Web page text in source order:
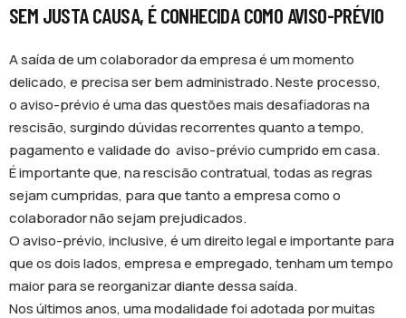
SEM JUSTA CAUSA, É CONHECIDA COMO AVISO-PRÉVIO
A saída de um colaborador da empresa é um momento
delicado, e precisa ser bem administrado. Neste processo,
o aviso-prévio é uma das questões mais desafiadoras na
rescisão, surgindo dúvidas recorrentes quanto a tempo,
pagamento e validade do aviso-prévio cumprido em casa.
É importante que, na rescisão contratual, todas as regras
sejam cumpridas, para que tanto a empresa como o
colaborador não sejam prejudicados.
O aviso-prévio, inclusive, é um direito legal e importante para
que os dois lados, empresa e empregado, tenham um tempo
maior para se reorganizar diante dessa saída.
Nos últimos anos, uma modalidade foi adotada por muitas